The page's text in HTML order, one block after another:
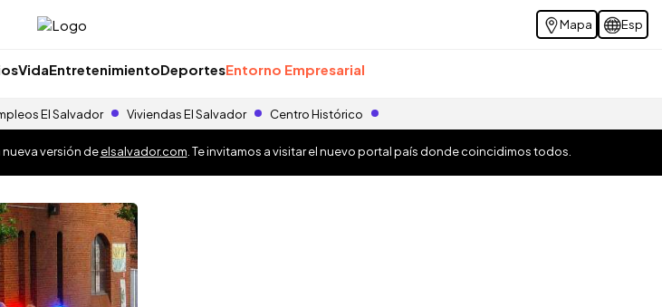
Mapa Esp
VidaEntretenimientoDeportesEntorno Empresarial
El Salvador Viviendas El Salvador Centro Histórico
nueva versión deelsalvador.com . Te invitamos a visitar el nuevo portal país donde coincidimos todos.